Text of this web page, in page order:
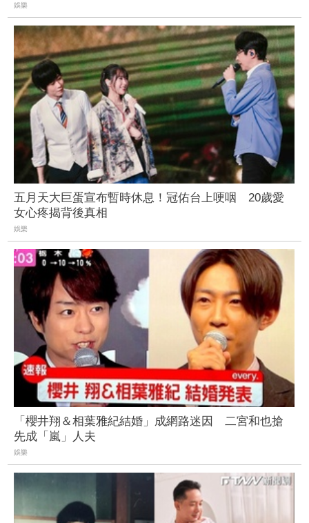
娛樂
五月天大巨蛋宣布暫時休息！冠佑台上哽咽 20歲愛
女心疼揭背後真相
娛樂
「櫻井翔＆相葉雅紀結婚」成網路迷因 二宮和也搶
先成「嵐」人夫
娛樂